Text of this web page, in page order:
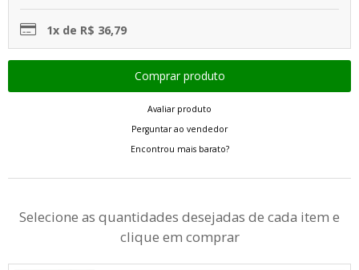
1x de R$ 36,79
Avaliar produto
Perguntar ao vendedor
Encontrou mais barato?
Selecione as quantidades desejadas de cada item e
clique em comprar